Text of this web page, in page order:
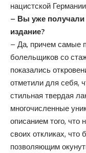
нацистской
– Вы уже получали
издание?
– Да, причем самые
болельщиков со
показались
отметили для себя,
стильная твердая
многочисленные
описанием того,
своих откликах, что
позволяющим